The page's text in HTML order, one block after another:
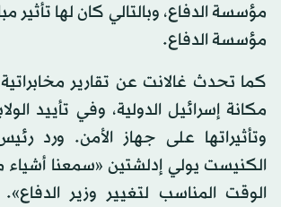
مؤسسة الدفاع، وبالتالي كان لها
مؤسسة الدفاع.
كما تحدث غالانت عن تقارير
مكانة إسرائيل الدولية، وفي تأييد
وتأثيراتها على جهاز الأمن. ورد
الكنيست يولي إدلشتين «سمعنا
الوقت المناسب لتغيير وزير